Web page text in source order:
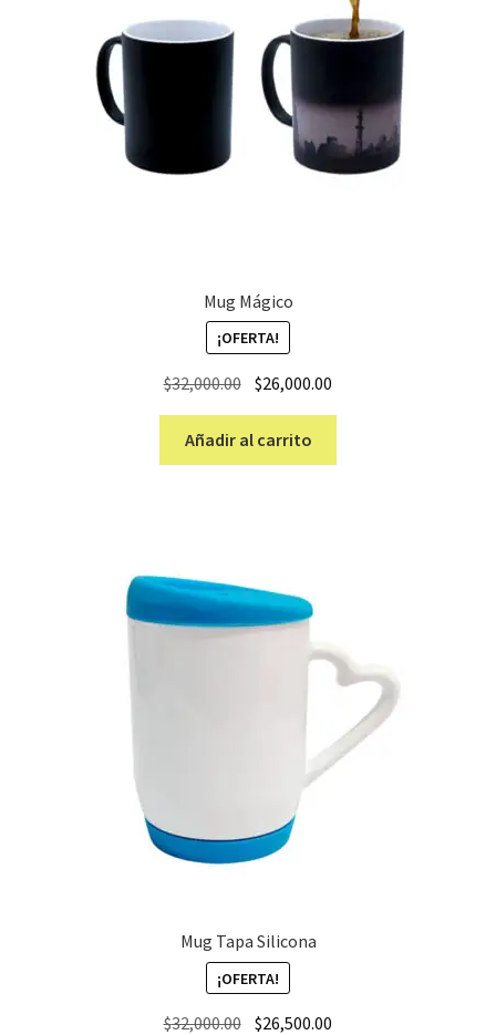
Mug Mágico
¡OFERTA!
$32,000.00 El
precio
original
era:
$26,000.00
precio
es:
Añadir al carrito
Mug Tapa Silicona
¡OFERTA!
$32,000.00 El$26,500.00